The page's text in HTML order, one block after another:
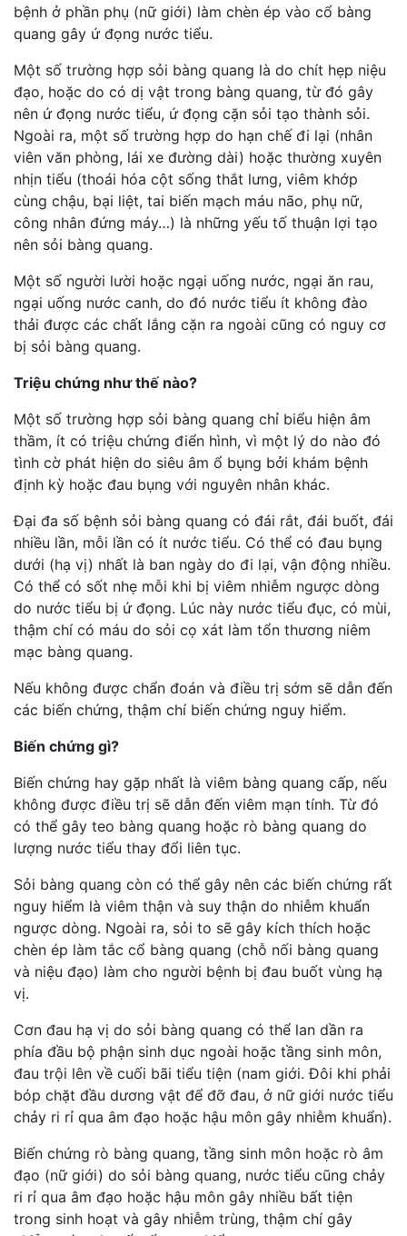
bệnh ở phần phụ (nữ giới) làm chèn ép vào cổ bàng
quang gây ứ đọng nước tiểu.
Một số trường hợp sỏi bàng quang là do chít hẹp niệu
đạo, hoặc do có dị vật trong bàng quang, từ đó gây
nên ứ đọng nước tiểu, ứ đọng cặn sỏi tạo thành sỏi.
Ngoài ra, một số trường hợp do hạn chế đi lại (nhân
viên văn phòng, lái xe đường dài) hoặc thường xuyên
nhịn tiểu (thoái hóa cột sống thắt lưng, viêm khớp
cùng chậu, bại liệt, tai biến mạch máu não, phụ nữ,
công nhân đứng máy…) là những yếu tố thuận lợi tạo
nên sỏi bàng quang.
Một số người lười hoặc ngại uống nước, ngại ăn rau,
ngại uống nước canh, do đó nước tiểu ít không đào
thải được các chất lắng cặn ra ngoài cũng có nguy cơ
bị sỏi bàng quang.
Triệu chứng như thế nào?
Một số trường hợp sỏi bàng quang chỉ biểu hiện âm
thầm, ít có triệu chứng điển hình, vì một lý do nào đó
tình cờ phát hiện do siêu âm ổ bụng bởi khám bệnh
định kỳ hoặc đau bụng với nguyên nhân khác.
Đại đa số bệnh sỏi bàng quang có đái rắt, đái buốt, đái
nhiều lần, mỗi lần có ít nước tiểu. Có thể có đau bụng
dưới (hạ vị) nhất là ban ngày do đi lại, vận động nhiều.
Có thể có sốt nhẹ mỗi khi bị viêm nhiễm ngược dòng
do nước tiểu bị ứ đọng. Lúc này nước tiểu đục, có mùi,
thậm chí có máu do sỏi cọ xát làm tổn thương niêm
mạc bàng quang.
Nếu không được chẩn đoán và điều trị sớm sẽ dẫn đến
các biến chứng, thậm chí biến chứng nguy hiểm.
Biến chứng gì?
Biến chứng hay gặp nhất là viêm bàng quang cấp, nếu
không được điều trị sẽ dẫn đến viêm mạn tính. Từ đó
có thể gây teo bàng quang hoặc rò bàng quang do
lượng nước tiểu thay đổi liên tục.
Sỏi bàng quang còn có thể gây nên các biến chứng rất
nguy hiểm là viêm thận và suy thận do nhiễm khuẩn
ngược dòng. Ngoài ra, sỏi to sẽ gây kích thích hoặc
chèn ép làm tắc cổ bàng quang (chỗ nối bàng quang
và niệu đạo) làm cho người bệnh bị đau buốt vùng hạ
vị.
Cơn đau hạ vị do sỏi bàng quang có thể lan dần ra
phía đầu bộ phận sinh dục ngoài hoặc tầng sinh môn,
đau trội lên về cuối bãi tiểu tiện (nam giới. Đôi khi phải
bóp chặt đầu dương vật để đỡ đau, ở nữ giới nước tiểu
chảy ri rỉ qua âm đạo hoặc hậu môn gây nhiễm khuẩn).
Biến chứng rò bàng quang, tầng sinh môn hoặc rò âm
đạo (nữ giới) do sỏi bàng quang, nước tiểu cũng chảy
ri rỉ qua âm đạo hoặc hậu môn gây nhiều bất tiện
trong sinh hoạt và gây nhiễm trùng, thậm chí gây